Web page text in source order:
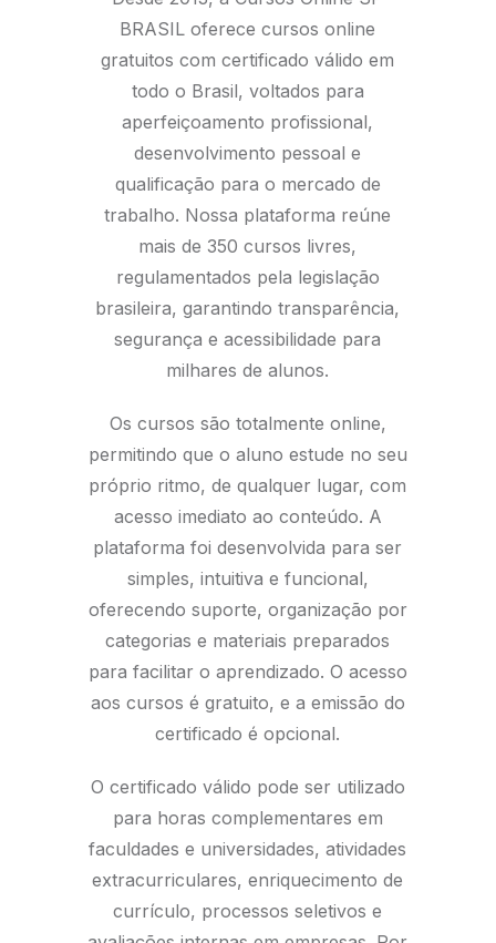
BRASIL oferece cursos online
gratuitos com certificado válido em
todo o Brasil, voltados para
aperfeiçoamento profissional,
desenvolvimento pessoal e
qualificação para o mercado de
trabalho. Nossa plataforma reúne
mais de 350 cursos livres,
regulamentados pela legislação
brasileira, garantindo transparência,
segurança e acessibilidade para
milhares de alunos.
Os cursos são totalmente online,
permitindo que o aluno estude no seu
próprio ritmo, de qualquer lugar, com
acesso imediato ao conteúdo. A
plataforma foi desenvolvida para ser
simples, intuitiva e funcional,
oferecendo suporte, organização por
categorias e materiais preparados
para facilitar o aprendizado. O acesso
aos cursos é gratuito, e a emissão do
certificado é opcional.
O certificado válido pode ser utilizado
para horas complementares em
faculdades e universidades, atividades
extracurriculares, enriquecimento de
currículo, processos seletivos e